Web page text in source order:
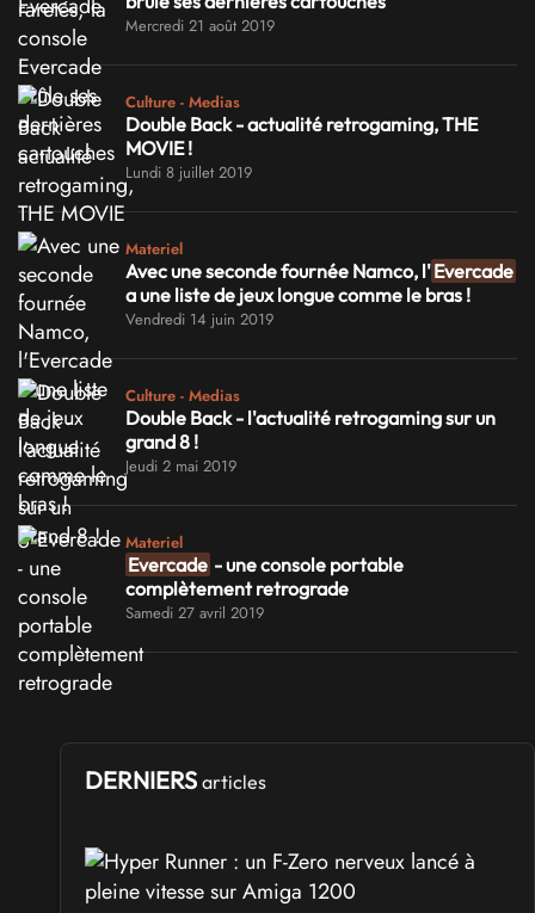
Mercredi 21 août 2019
Culture - Medias
Double Back - actualité retrogaming, THE
MOVIE !
Lundi 8 juillet 2019
Materiel
Avec une seconde fournée Namco, l'Evercade
a une liste de jeux longue comme le bras !
Vendredi 14 juin 2019
Culture - Medias
Double Back - l'actualité retrogaming sur un
grand 8 !
Jeudi 2 mai 2019
Materiel
Evercade - une console portable
complètement retrograde
Samedi 27 avril 2019
DERNIERS articles